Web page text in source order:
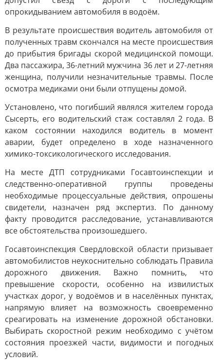
опрокидыванием автомобиля в водоём.
В результате происшествия водитель автомобиля от
полученных травм скончался на месте происшествия
до прибытия бригады скорой медицинской помощи.
Два пассажира, 36-летний мужчина 36 лет и 27-летняя
женщина, получили незначительные травмы. После
осмотра медиками они были отпущены домой.
Установлено, что погибший являлся жителем города
Сысерть, его водительский стаж составлял 2 года. В
каком состоянии находился водитель в момент
аварии, будет определено в ходе назначенного
химико-токсикологического исследования.
На месте ДТП сотрудниками Госавтоинспекции и
следственно-оперативной группы проведены
необходимые процессуальные действия, опрошены
свидетели, назначен ряд экспертиз. По данному
факту проводится расследование, устанавливаются
все обстоятельства произошедшего.
Госавтоинспекция Свердловской области призывает
автомобилистов неукоснительно соблюдать Правила
дорожного движения. Важно помнить, что
превышение скорости, особенно на извилистых
участках дорог, у водоёмов и в населённых пунктах,
напрямую влияет на возможность своевременно
среагировать на изменение дорожной обстановки.
Выбирать скоростной режим необходимо с учётом
состояния проезжей части, видимости и погодных
условий.